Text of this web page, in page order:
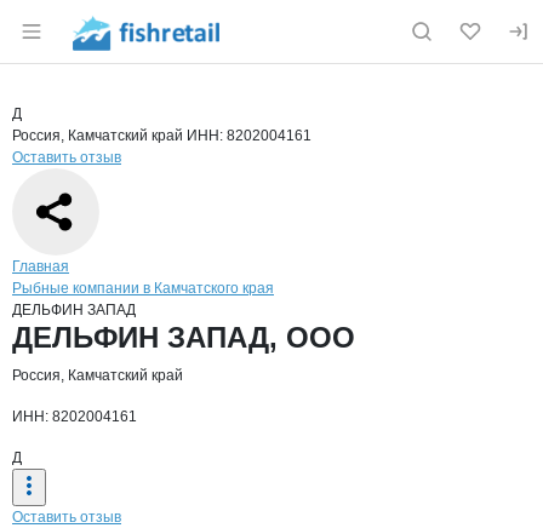
Раздел навигации по сайту fishretail.ru
Страница компании
Страница компании
Краткая информация о компании
Д
Россия, Камчатский край ИНН: 8202004161
Оставить отзыв
Навигация по сайту
Главная
Рыбные компании в Камчатского края
ДЕЛЬФИН ЗАПАД
Основная информация о компании
ДЕЛЬФИН ЗАПАД, ООО
Россия, Камчатский край
ИНН: 8202004161
Д
Оставить отзыв